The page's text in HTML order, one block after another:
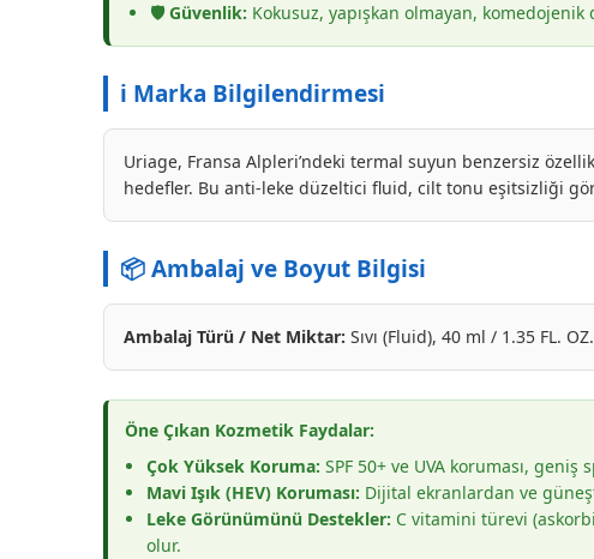
🛡️ Güvenlik: Kokusuz, yapışkan olmayan,
ℹ️ Marka Bilgilendirmesi
Uriage, Fransa Alpleri’ndeki termal suyun benzersiz
hedefler. Bu anti-leke düzeltici fluid, cilt tonu eşitsizliği
📦 Ambalaj ve Boyut Bilgisi
Ambalaj Türü / Net Miktar: Sıvı (Fluid), 40 ml / 1.35 FL. OZ.
Öne Çıkan Kozmetik Faydalar:
Çok Yüksek Koruma: SPF 50+ ve UVA koruması, geniş
Mavi Işık (HEV) Koruması: Dijital ekranlardan ve
Leke Görünümünü Destekler: C vitamini türevi
olur.